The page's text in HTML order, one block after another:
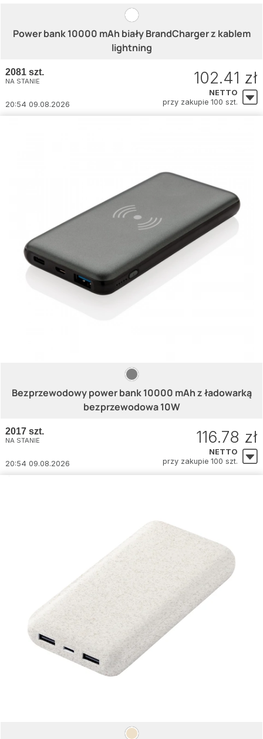
Power bank 10000 mAh biały BrandCharger z kablem
lightning
2081 szt.
NA STANIE
20:54 09.08.2026
102.41 zł
NETTO
przy zakupie 100 szt.
Bezprzewodowy power bank 10000 mAh z ładowarką
bezprzewodowa 10W
2017 szt.
NA STANIE
20:54 09.08.2026
116.78 zł
NETTO
przy zakupie 100 szt.